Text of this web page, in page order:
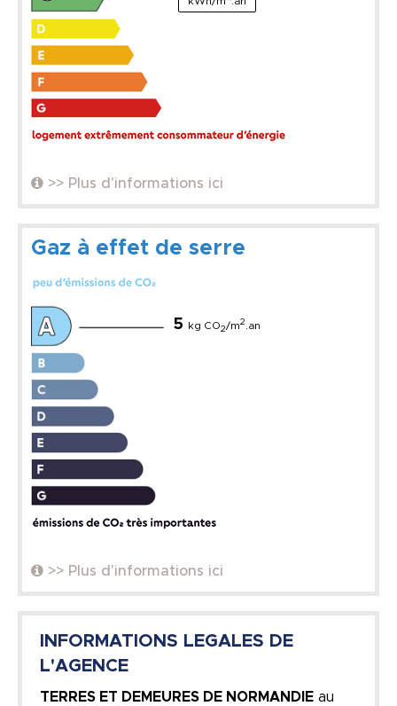
>> Plus d'informations ici
Gaz à effet de serre
5 kg CO2/m2 .an
>> Plus d'informations ici
INFORMATIONS LEGALES DE
L'AGENCE
TERRES ET DEMEURES DE NORMANDIE au